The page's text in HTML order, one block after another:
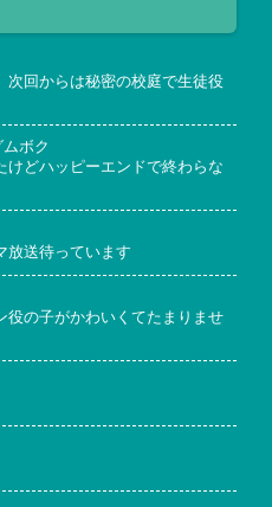
次回からは秘密の校庭で生徒役
ボク
けどハッピーエンドで終わらな
放送待っています
役の子がかわいくてたまりませ